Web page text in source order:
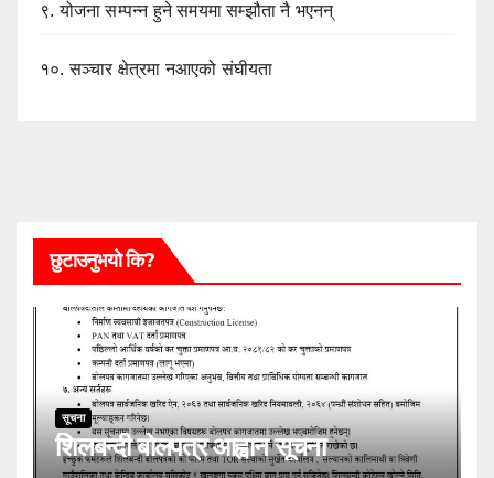
९.योजना सम्पन्न हुने समयमा सम्झौता नै भएनन्
१०.सञ्चार क्षेत्रमा नआएको संघीयता
छुटाउनुभयो कि?
सूचना
शिलबन्दी बोलपत्र आह्वान सूचना